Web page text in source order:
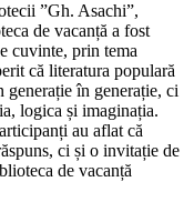
”Gh. Asachi”,
de vacanță a fost
cuvinte, prin tema
că literatura populară
generație în generație, ci
logica și imaginația.
au aflat că
ci și o invitație de
de vacanță